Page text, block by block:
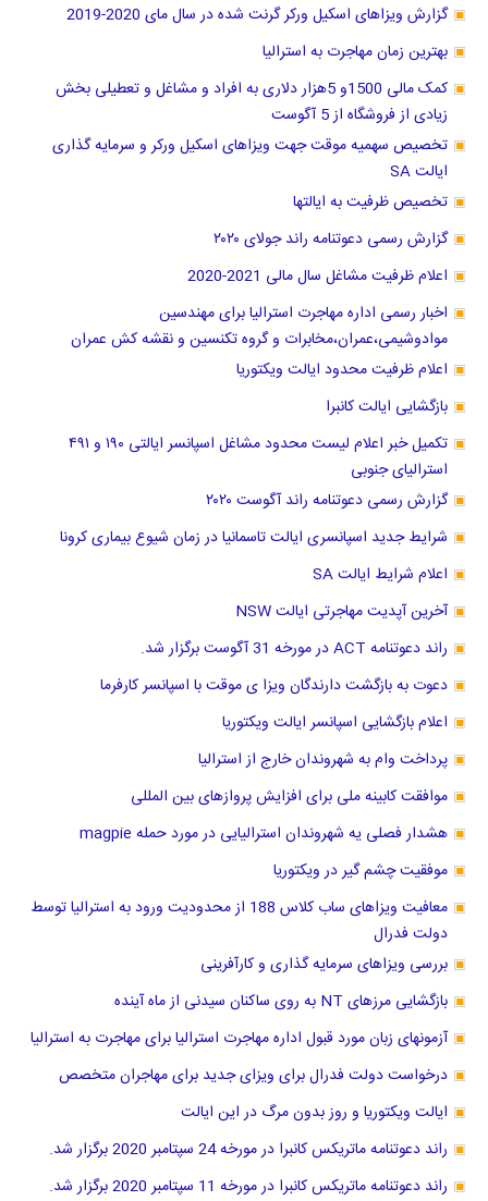
گزارش ویزاهای اسکیل ورکر گرنت شده در سال مای 2020-2019
بهترین زمان مهاجرت به استرالیا
کمک مالی 1500و 5هزار دلاری به افراد و مشاغل و تعطیلی بخش
زیادی از فروشگاه از 5 آگوست
تخصیص سهمیه موقت جهت ویزاهای اسکیل ورکر و سرمایه گذاری
ایالت SA
تخصیص ظرفیت به ایالتها
گزارش رسمی دعوتنامه راند جولای ۲۰۲۰
اعلام ظرفیت مشاغل سال مالی 2021-2020
اخبار رسمی اداره مهاجرت استرالیا برای مهندسین
موادوشیمی،عمران،مخابرات و گروه تکنسین و نقشه کش عمران
اعلام ظرفیت محدود ایالت ویکتوریا
بازگشایی ایالت کانبرا
تکمیل خبر اعلام لیست محدود مشاغل اسپانسر ایالتی ۱۹۰ و ۴۹۱
استرالیای جنوبی
گزارش رسمی دعوتنامه راند آگوست ۲۰۲۰
شرایط جدید اسپانسری ایالت تاسمانیا در زمان شیوع بیماری کرونا
اعلام شرایط ایالت SA
آخرین آپدیت مهاجرتی ایالت NSW
راند دعوتنامه ACT در مورخه 31 آگوست برگزار شد.
دعوت به بازگشت دارندگان ویزا ی موقت با اسپانسر کارفرما
اعلام بازگشایی اسپانسر ایالت ویکتوریا
پرداخت وام به شهروندان خارج از استرالیا
موافقت کابینه ملی برای افزایش پروازهای بین المللی
هشدار فصلی یه شهروندان استرالیایی در مورد حمله magpie
موفقیت چشم گیر در ویکتوریا
معافیت ویزاهای ساب کلاس 188 از محدودیت ورود به استرالیا توسط
دولت فدرال
بررسی ویزاهای سرمایه گذاری و کارآفرینی
بازگشایی مرزهای NT به روی ساکنان سیدنی از ماه آینده
آزمونهای زبان مورد قبول اداره مهاجرت استرالیا برای مهاجرت به استرالیا
درخواست دولت فدرال برای ویزای جدید برای مهاجران متخصص
ایالت ویکتوریا و روز بدون مرگ در این ایالت
راند دعوتنامه ماتریکس کانبرا در مورخه 24 سپتامبر 2020 برگزار شد.
راند دعوتنامه ماتریکس کانبرا در مورخه 11 سپتامبر 2020 برگزار شد.